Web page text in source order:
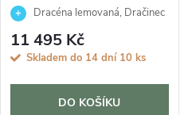
Dracéna lemovaná, Dračinec
11 495 Kč
Skladem do 14 dní 10 ks
DO KOŠÍKU